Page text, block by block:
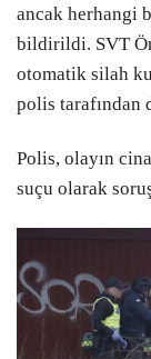
ancak herhangi
bildirildi. SVT
otomatik silah
polis tarafından
Polis, olayın
suçu olarak